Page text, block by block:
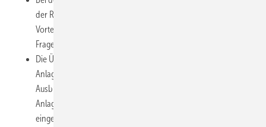
der Republik Botschafter, die den Mitgliedsbetrieben die
Vorteile des Markenbündnisses erläutern können und für
Fragen zur Verfügung stehen.
Die Überarbeitung der Ausbildungsverordnung für den
Anlagenmechaniker SHK steht an. Wie schon in der neuen
Ausbildungsverordnung des Klempners soll auch beim
Anlagenmechaniker eine gestreckte Gesellenprüfung
eingeführt werden. Dies soll die Motivation der